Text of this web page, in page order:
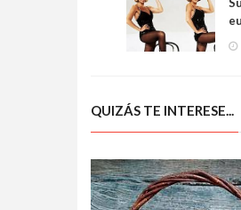
QUIZÁS TE INTERESE...